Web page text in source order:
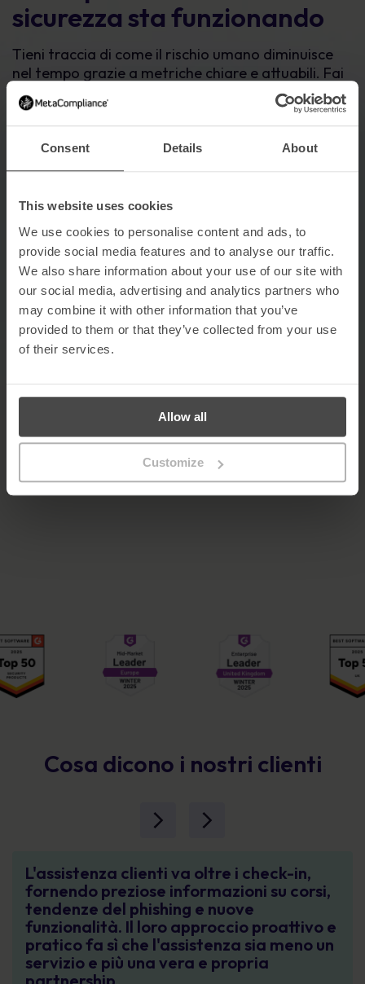
Consent Details About
This website uses cookies
We use cookies to personalise content and ads, to
provide social media features and to analyse our traffic.
We also share information about your use of our site with
our social media, advertising and analytics partners who
may combine it with other information that you’ve
provided to them or that they’ve collected from your use
of their services.
Allow all
Customize
sicurezza sta funzionando
Tieni traccia di come il rischio umano diminuisce
nel tempo grazie a metriche chiare e attuabili. Fai
un benchmark delle prestazioni, individua i punti
deboli e mostra agli stakeholder i progressi
tangibili nella riduzione delle minacce,
trasformando le intuizioni in una riduzione del
rischio misurabile.
Cosa dicono i nostri clienti
L'assistenza clienti va oltre i check-in,
fornendo preziose informazioni su corsi,
tendenze del phishing e nuove
funzionalità. Il loro approccio proattivo e
pratico fa sì che l'assistenza sia meno un
servizio e più una vera e propria